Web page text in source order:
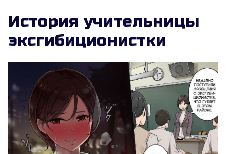
История учительницы
эксгибиционистки